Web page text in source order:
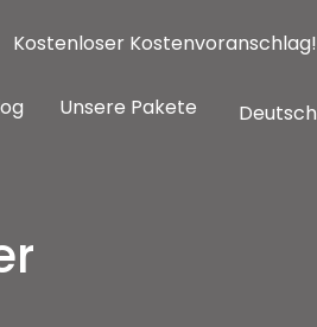
Kostenloser Kostenvoranschlag!
Unsere Pakete Deutsch